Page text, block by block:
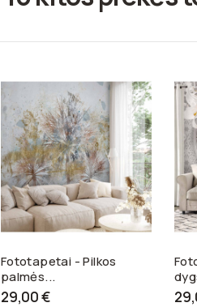
Fototapetai - Pilkos
palmės...
29,00 €